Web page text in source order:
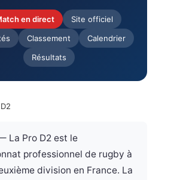
en direct
Site officiel
Classement
Calendrier
Résultats
La Pro D2 est le
professionnel de rugby à
division en France. La